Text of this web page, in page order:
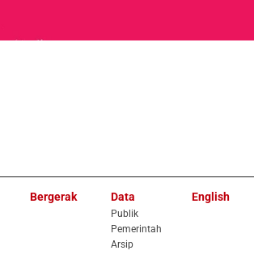
Bergerak Data
Publik
Pemerintah
Arsip
English